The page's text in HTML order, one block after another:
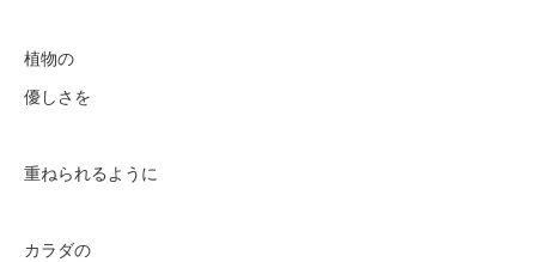
植物の
優しさを
重ねられるように
カラダの